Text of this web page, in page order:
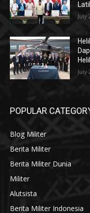
July
July
POPULAR
Blog Militer
Berita Militer
Berita Militer Dunia
Militer
Alutsista
Berita Militer Indonesia